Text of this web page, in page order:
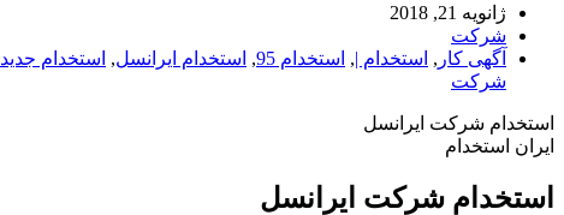
ژانویه 21, 2018
شرکت
آگهی کار , استخدام |, استخدام 95 , استخدام ایرانسل, استخدام جدید
شرکت
استخدام شرکت ایرانسل
ایران استخدام
استخدام شرکت ایرانسل